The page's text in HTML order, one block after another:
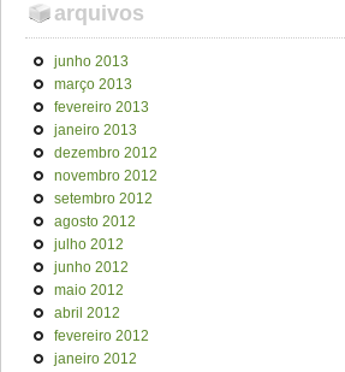
arquivos
junho 2013
março 2013
fevereiro 2013
janeiro 2013
dezembro 2012
novembro 2012
setembro 2012
agosto 2012
julho 2012
junho 2012
maio 2012
abril 2012
fevereiro 2012
janeiro 2012